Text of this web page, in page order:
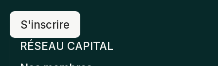
RÉSEAU CAPITAL